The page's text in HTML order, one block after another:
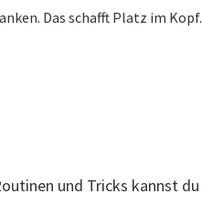
Das schafft Platz im Kopf.
und Tricks kannst du